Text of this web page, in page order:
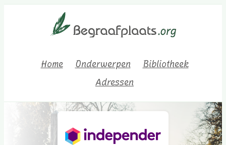
Home Onderwerpen
Bibliotheek
Adressen